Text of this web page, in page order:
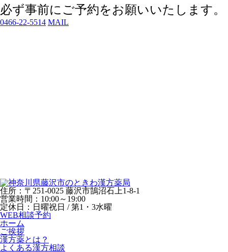
必ず事前にご予約をお願いいたします。
0466-22-5514 MAIL
住所：〒251-0025 藤沢市鵠沼石上1-8-1
営業時間：10:00～19:00
定休日：日曜祝日 / 第1・3水曜
WEB相談予約
ホーム
ご挨拶
漢方薬とは？
よくある漢方相談